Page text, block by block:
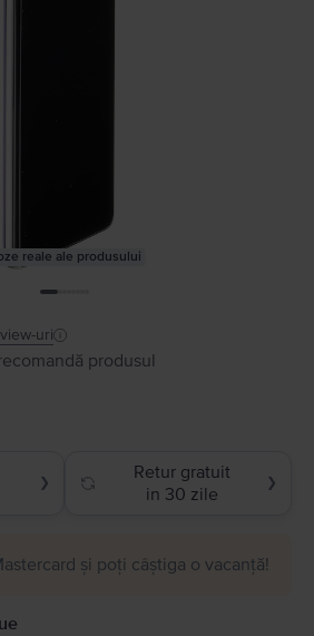
reale ale produsului
uri
produsul
❯
Retur gratuit
in 30 zile
❯
și poți câștiga o vacanță!